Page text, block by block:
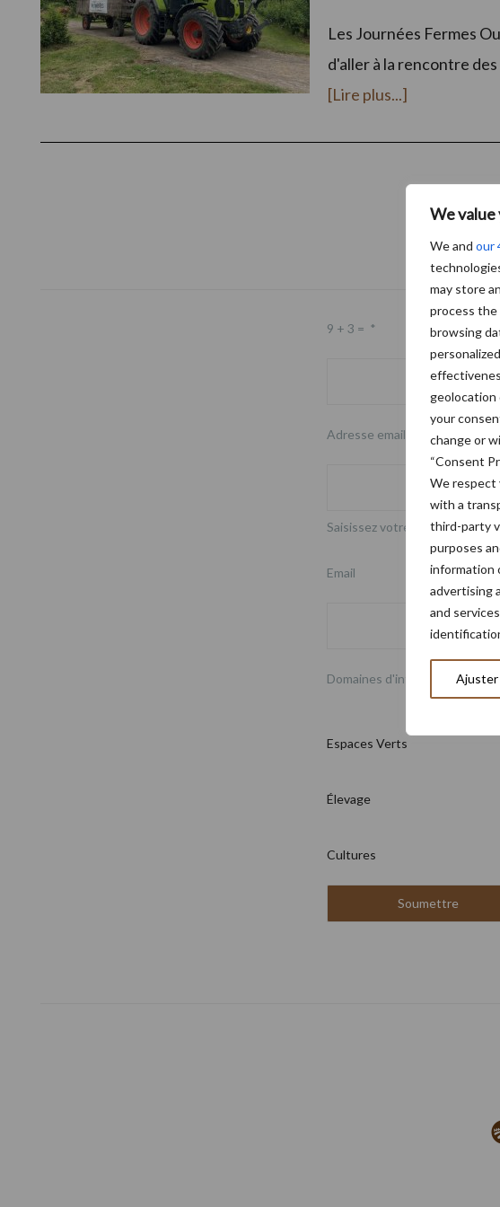
We
We and our
may store
process the
browsing
geolocation
your
change or
“Consent
We respect
with a
third-party
purposes
information
advertising
and
Ajuster
Les Journées Fermes
d'aller à la rencontre
[Lire plus...]à
proposLes
les
27
juin
2026
9 + 3 = *
Adresse email
Saisissez votre adresse e-mail
Email
Domaines d'intérêt
Espaces Verts
Élevage
Cultures